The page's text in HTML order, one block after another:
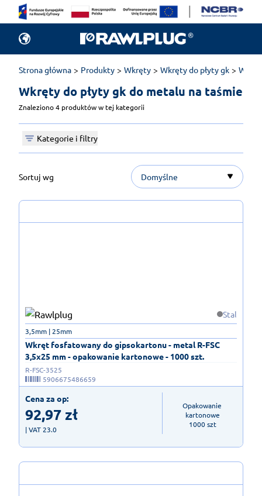
Strona główna Produkty Wkręty Wkręty do płyty gk
Znaleziono 4 produktów w tej kategorii
Kategorie i filtry
Sortuj wg Domyślne
Stal
Wkręt fosfatowany do gipsokartonu - metal R-FSC
3,5x25 mm - opakowanie kartonowe - 1000 szt.
3,5mm | 25mm
R-FSC-3525
5906675486659
Cena za op:
92,97zł
| VAT 23.0
Opakowanie
kartonowe
1000 szt